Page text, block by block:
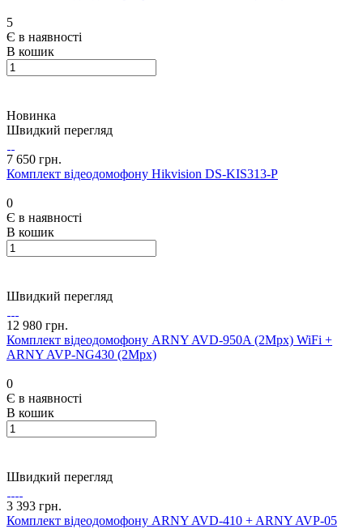
5
Є в наявності
В кошик
Новинка
Швидкий перегляд
7 650 грн.
Комплект відеодомофону Hikvision DS-KIS313-P
0
Є в наявності
В кошик
Швидкий перегляд
12 980 грн.
Комплект відеодомофону ARNY AVD-950A (2Mpx) WiFi +
ARNY AVP-NG430 (2Mpx)
0
Є в наявності
В кошик
Швидкий перегляд
3 393 грн.
Комплект відеодомофону ARNY AVD-410 + ARNY AVP-05